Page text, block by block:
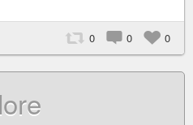
0 0 0